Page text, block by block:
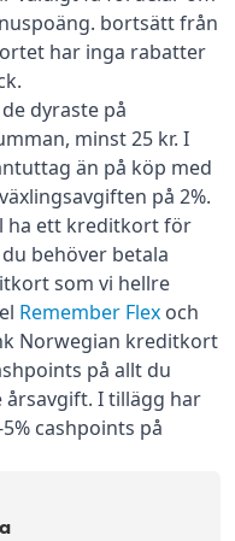
bortsätt från
har inga rabatter
dyraste på
minst 25 kr. I
än på köp med
på 2%.
ha ett kreditkort för
behöver betala
som vi hellre
Remember Flex och
Norwegian kreditkort
på allt du
I tillägg har
cashpoints på